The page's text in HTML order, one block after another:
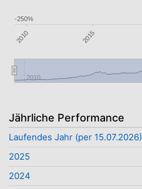
2010 2015
2010
-250%
Jährliche Performance
Laufendes Jahr (per 15.07.2026)
2025
2024